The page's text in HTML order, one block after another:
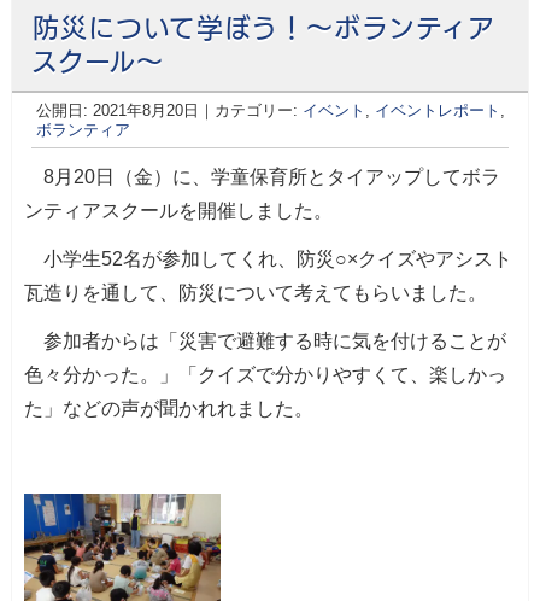
防災について学ぼう！～ボランティア
スクール～
公開日: 2021年8月20日 ｜カテゴリー: イベント , イベントレポート ,
ボランティア
8月20日（金）に、学童保育所とタイアップしてボラ
ンティアスクールを開催しました。
小学生52名が参加してくれ、防災○×クイズやアシスト
瓦造りを通して、防災について考えてもらいました。
参加者からは「災害で避難する時に気を付けることが
色々分かった。」「クイズで分かりやすくて、楽しかっ
た」などの声が聞かれれました。